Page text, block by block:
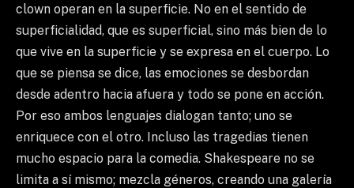
clown operan en la superficie. No en el sentido de
superficialidad, que es superficial, sino más bien de lo
que vive en la superficie y se expresa en el cuerpo. Lo
que se piensa se dice, las emociones se desbordan
desde adentro hacia afuera y todo se pone en acción.
Por eso ambos lenguajes dialogan tanto; uno se
enriquece con el otro. Incluso las tragedias tienen
mucho espacio para la comedia. Shakespeare no se
limita a sí mismo; mezcla géneros, creando una galería